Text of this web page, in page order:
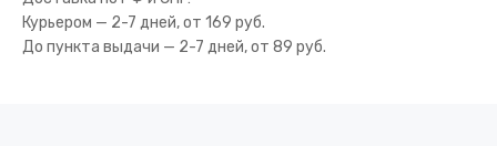
Курьером — 2-7 дней, от 169 руб.
До пункта выдачи — 2-7 дней, от 89 руб.